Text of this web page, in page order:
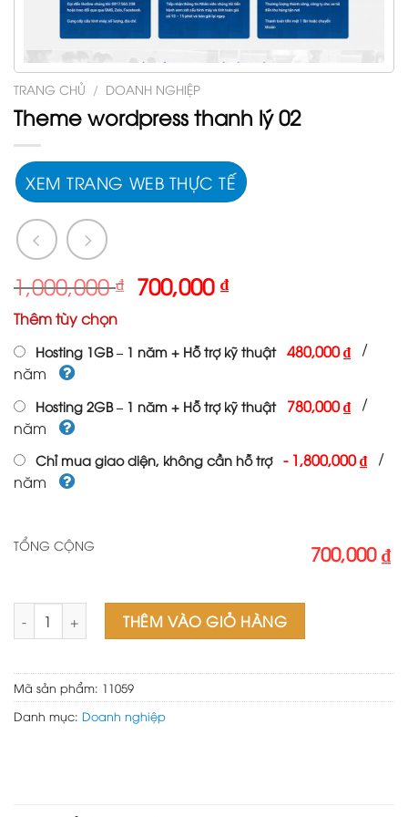
TRANG CHỦ / DOANH NGHIỆP
Theme wordpress thanh lý 02
XEM TRANG WEB THỰC TẾ
1,000,000₫ Giá
gốc
1,000,000 ₫.
700,000₫Giá
là:
Thêm tùy chọn
Hosting 1GB – 1 năm + Hỗ trợ kỹ thuật 480,000 ₫ /
năm
Hosting 2GB – 1 năm + Hỗ trợ kỹ thuật 780,000 ₫ /
năm
Chỉ mua giao diện, không cần hỗ trợ -1,800,000 ₫ /
năm
TỔNG CỘNG 700,000 ₫
Theme wordpress thanh lý 02 số lượng
THÊM VÀO GIỎ HÀNG
Mã sản phẩm: 11059
Danh mục: Doanh nghiệp